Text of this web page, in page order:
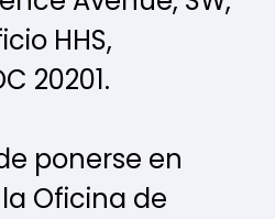
HHS,
20201.
ponerse en
Oficina de